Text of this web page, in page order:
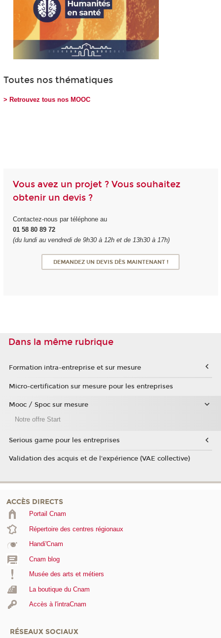
Toutes nos thématiques
> Retrouvez tous nos MOOC
Vous avez un projet ? Vous souhaitez
obtenir un devis ?
Contactez-nous par téléphone au
01 58 80 89 72
(du lundi au vendredi de 9h30 à 12h et de 13h30 à 17h)
DEMANDEZ UN DEVIS DÈS MAINTENANT !
Dans la même rubrique
Formation intra-entreprise et sur mesure
Micro-certification sur mesure pour les entreprises
Mooc / Spoc sur mesure
Notre offre Start
Serious game pour les entreprises
Validation des acquis et de l'expérience (VAE collective)
ACCÈS DIRECTS
Portail Cnam
Répertoire des centres régionaux
Handi'Cnam
Cnam blog
Musée des arts et métiers
La boutique du Cnam
Accès à l'intraCnam
RÉSEAUX SOCIAUX